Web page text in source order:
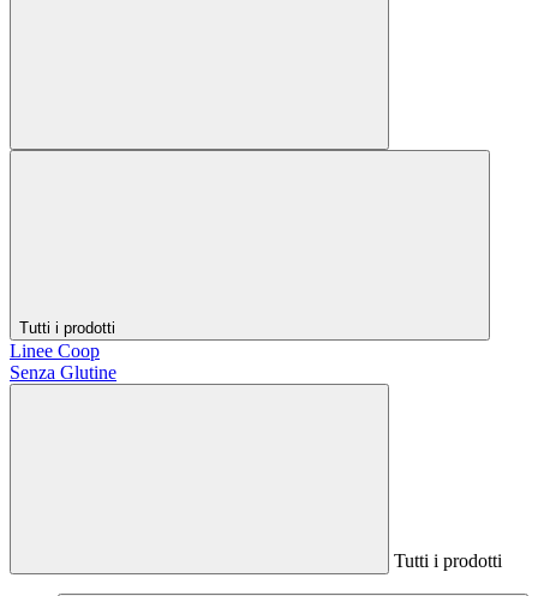
Tutti i prodotti
Linee Coop
Senza Glutine
Tutti i prodotti